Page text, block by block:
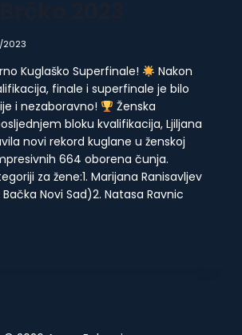
2023
Kuglaško Superfinale!
Nakon
finale i superfinale je bilo
i nezaboravno!
Ženska
bloku kvalifikacija, Ljiljana
novi rekord kuglane u ženskoj
664 oborena čunja.
za žene:1. Marijana Ranisavljev
Novi Sad)2. Natasa Ravnic